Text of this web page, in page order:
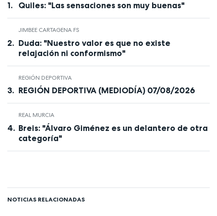
Quiles: "Las sensaciones son muy buenas"
JIMBEE CARTAGENA FS
Duda: "Nuestro valor es que no existe
relajación ni conformismo"
REGIÓN DEPORTIVA
REGIÓN DEPORTIVA (MEDIODÍA) 07/08/2026
REAL MURCIA
Breis: "Álvaro Giménez es un delantero de otra
categoría"
NOTICIAS RELACIONADAS